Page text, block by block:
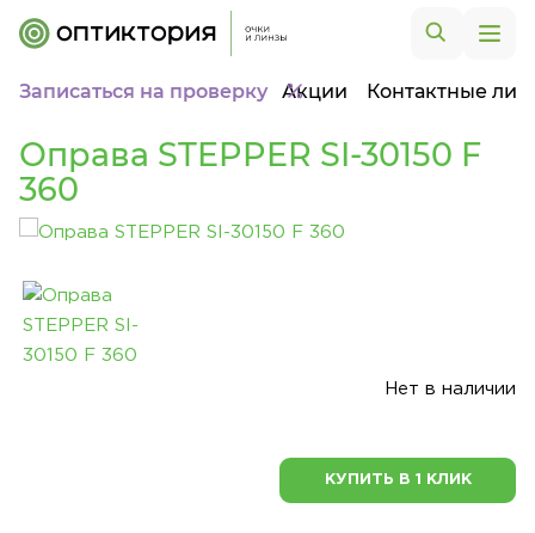
Записаться на проверку Акции Контактные
Оправа STEPPER SI-30150 F
360
Нет в наличии
КУПИТЬ В 1 КЛИК